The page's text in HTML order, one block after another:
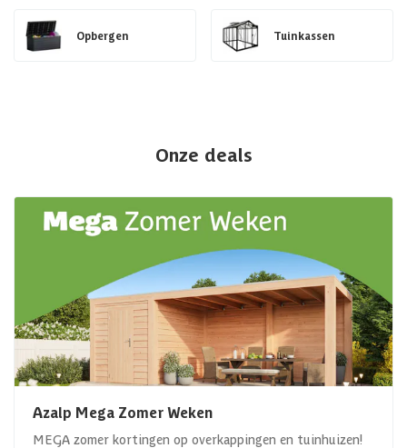
Opbergen Tuinkassen
Onze deals
Azalp Mega Zomer Weken
MEGA zomer kortingen op overkappingen en tuinhuizen!